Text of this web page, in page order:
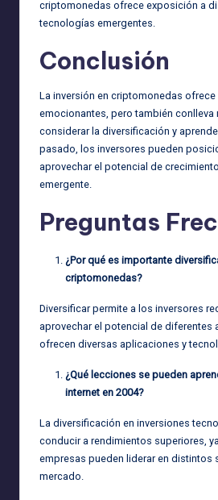
criptomonedas ofrece exposición a
tecnologías emergentes.
Conclusión
La inversión en criptomonedas
emocionantes, pero también conlleva
considerar la diversificación y
pasado, los inversores pueden
aprovechar el potencial de
emergente.
Preguntas
¿Por qué es importante
criptomonedas?
Diversificar permite a los inversores
aprovechar el potencial de diferentes
ofrecen diversas aplicaciones y
¿Qué lecciones se pueden
internet en 2004?
La diversificación en inversiones
conducir a rendimientos superiores,
empresas pueden liderar en distintos
mercado.